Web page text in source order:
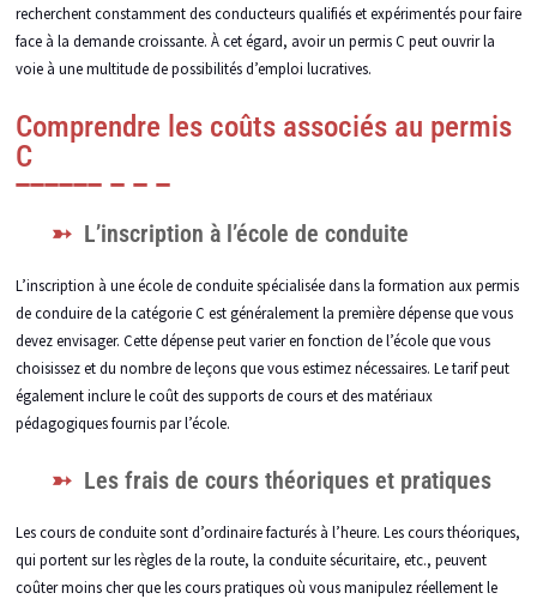
recherchent constamment des conducteurs qualifiés et expérimentés pour faire
face à la demande croissante. À cet égard, avoir un permis C peut ouvrir la
voie à une multitude de possibilités d’emploi lucratives.
Comprendre les coûts associés au permis
C
L’inscription à l’école de conduite
L’inscription à une école de conduite spécialisée dans la formation aux permis
de conduire de la catégorie C est généralement la première dépense que vous
devez envisager. Cette dépense peut varier en fonction de l’école que vous
choisissez et du nombre de leçons que vous estimez nécessaires. Le tarif peut
également inclure le coût des supports de cours et des matériaux
pédagogiques fournis par l’école.
Les frais de cours théoriques et pratiques
Les cours de conduite sont d’ordinaire facturés à l’heure. Les cours théoriques,
qui portent sur les règles de la route, la conduite sécuritaire, etc., peuvent
coûter moins cher que les cours pratiques où vous manipulez réellement le